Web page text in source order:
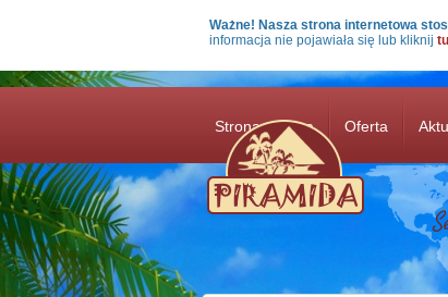
Ważne! Nasza strona internetowa
informacja nie pojawiała się lub kliknij
Strona główna Oferta